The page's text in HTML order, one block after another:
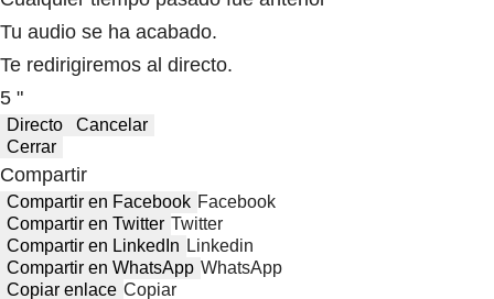
Tu audio se ha acabado.
Te redirigiremos al directo.
5 "
Directo
Cancelar
Cerrar
Compartir
Compartir en Facebook Facebook
Compartir en Twitter Twitter
Compartir en LinkedIn Linkedin
Compartir en WhatsApp WhatsApp
Copiar enlace Copiar